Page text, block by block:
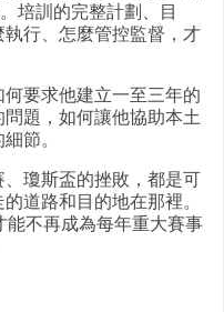
培訓的完整計劃、目
行、怎麼管控監督，才
要求他建立一至三年的
題，如何讓他協助本土
節。
瓊斯盃的挫敗，都是可
道路和目的地在那裡。
能不再成為每年重大賽事